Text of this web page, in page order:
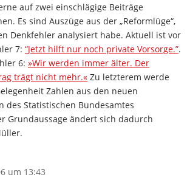
auf zwei einschlägige Beiträge
Es sind Auszüge aus der „Reformlüge“,
Denkfehler analysiert habe. Aktuell ist vor
7: “Jetzt hilft nur noch private Vorsorge.”.
6: »Wir werden immer älter. Der
trägt nicht mehr.« Zu letzterem werde
Zahlen aus den neuen
des Statistischen Bundesamtes
Grundaussage ändert sich dadurch
um 13:43